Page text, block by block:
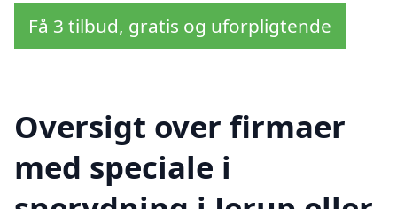
Få 3 tilbud, gratis og uforpligtende
Oversigt over firmaer
med speciale i